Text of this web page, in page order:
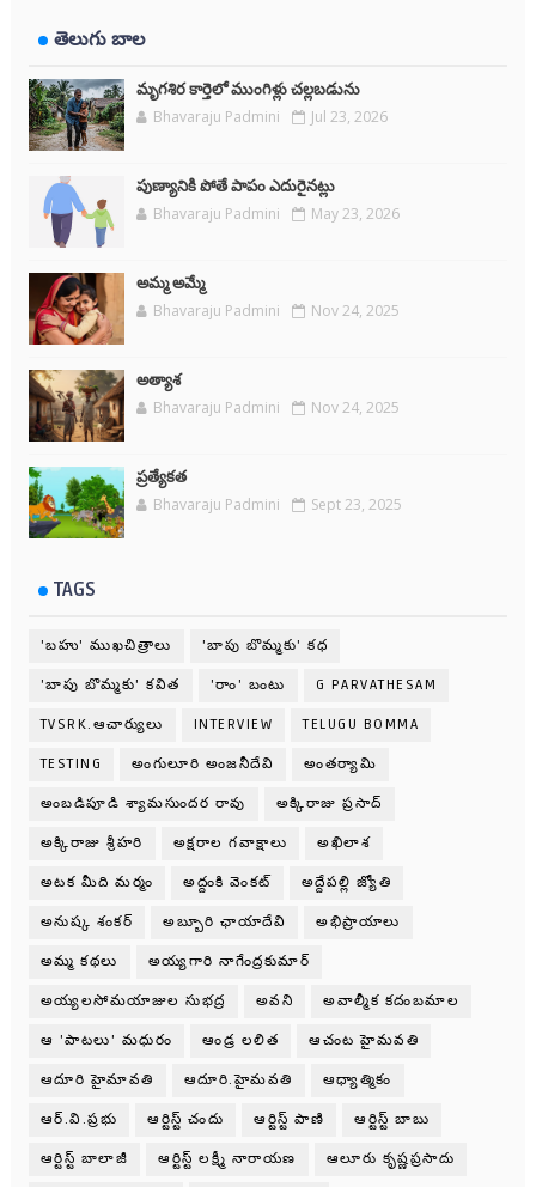
తెలుగు బాల
మృగశిర కార్తెలో ముంగిళ్లు చల్లబడును
Bhavaraju Padmini Jul 23, 2026
పుణ్యానికి పోతే పాపం ఎదురైనట్లు
Bhavaraju Padmini May 23, 2026
అమ్మ అమ్మే
Bhavaraju Padmini Nov 24, 2025
అత్యాశ
Bhavaraju Padmini Nov 24, 2025
ప్రత్యేకత
Bhavaraju Padmini Sept 23, 2025
TAGS
'బహు' ముఖచిత్రాలు 'బాపు బొమ్మకు' కధ
'బాపు బొమ్మకు' కవిత 'రాం' బంటు G PARVATHESAM
TVSRK.ఆచార్యులు INTERVIEW TELUGU BOMMA
TESTING అంగులూరి అంజనీదేవి అంతర్యామి
అంబడిపూడి శ్యామసుందర రావు అక్కిరాజు ప్రసాద్
అక్కిరాజు శ్రీహరి అక్షరాల గవాక్షాలు అఖిలాశ
అటక మీది మర్మం అద్దంకి వెంకట్ అద్దేపల్లి జ్యోతి
అనుష్క శంకర్ అబ్బూరి ఛాయాదేవి అభిప్రాయాలు
అమ్మ కథలు అయ్యగారి నాగేంద్రకుమార్
అయ్యలసోమయాజుల సుభద్ర అవని అవాల్మీక కదంబమాల
ఆ 'పాటలు' మధురం ఆండ్ర లలిత ఆచంట హైమవతి
ఆదూరి హైమావతి ఆదూరి.హైమవతి ఆధ్యాత్మికం
ఆర్.వి.ప్రభు ఆర్టిస్ట్ చందు ఆర్టిస్ట్ పాణి ఆర్టిస్ట్ బాబు
ఆర్టిస్ట్ బాలాజీ ఆర్టిస్ట్ లక్ష్మీ నారాయణ ఆలూరు కృష్ణప్రసాదు